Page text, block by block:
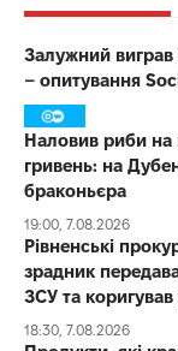
Залужний
– опитування
Наловив риби на
гривень: на
браконьєра
19:00, 7.08.2026
Рівненські
зрадник
ЗСУ та
18:30, 7.08.2026